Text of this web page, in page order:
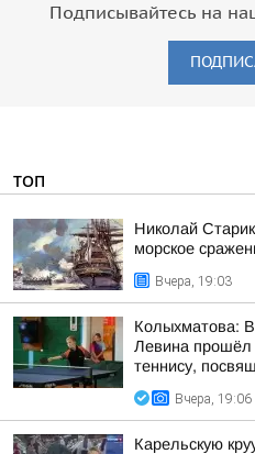
Подписывайтесь на
ТОП
Николай
морское
Вчера, 19:03
Колыхматова:
Левина прошёл
теннису,
Вчера, 19:06
Карельскую